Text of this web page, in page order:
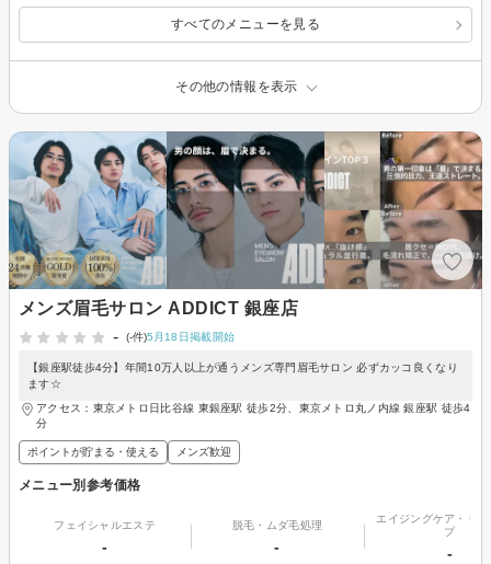
すべてのメニューを見る
その他の情報を表示
メンズ眉毛サロン ADDICT 銀座店
-
(-件)5月18日掲載開始
【銀座駅徒歩4分】年間10万人以上が通うメンズ専門眉毛サロン 必ずカッコ良くなり
ます☆
アクセス：東京メトロ日比谷線 東銀座駅 徒歩2分、東京メトロ丸ノ内線 銀座駅 徒歩4
分
ポイントが貯まる・使える メンズ歓迎
メニュー別参考価格
フェイシャルエステ
-
脱毛・ムダ毛処理
-
エイジングケア・リ
プ
-